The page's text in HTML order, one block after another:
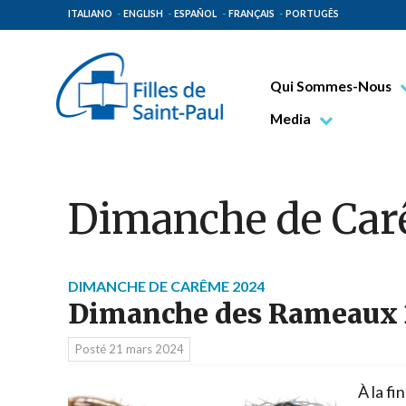
ITALIANO ENGLISH ESPAÑOL FRANÇAIS PORTUGÊS
Qui Sommes-Nous
Bienheureux Jacques
Mission Paulinienne
Famille Paulinienne
Media
Dimanche de
DIMANCHE DE CARÊME 2024
Dimanche des Rameaux
Posté 21 mars 2024
À la